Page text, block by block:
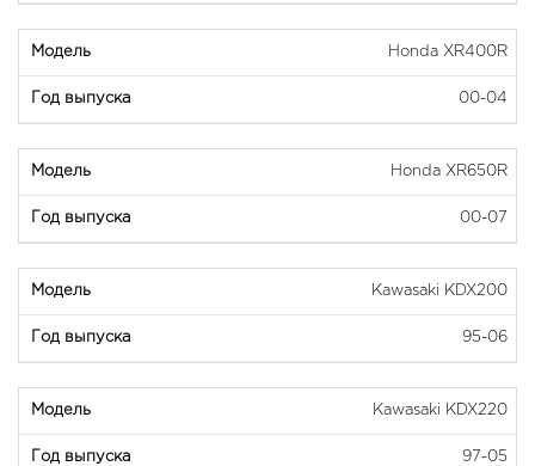
Honda XR400R
00-04
Honda XR650R
00-07
Kawasaki KDX200
95-06
Kawasaki KDX220
97-05